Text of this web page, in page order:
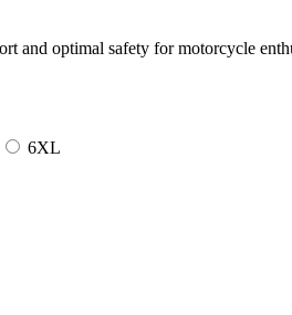
and optimal safety for motorcycle
6XL